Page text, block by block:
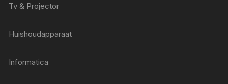
Tv & Projector
Huishoudapparaat
Informatica